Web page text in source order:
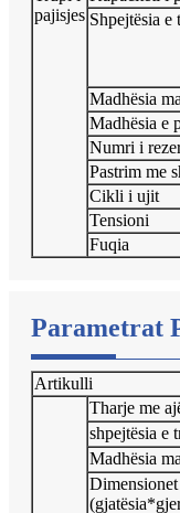
pajisjes Shpejtësia e
Madhësia
Madhësia e
Numri i
Pastrim me
Cikli i ujit
Tensioni
Fuqia
Parametrat
Artikulli
Tharje me
shpejtësia e
Madhësia